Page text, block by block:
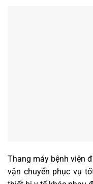
Thang máy bệnh viện
vận chuyển phục vụ